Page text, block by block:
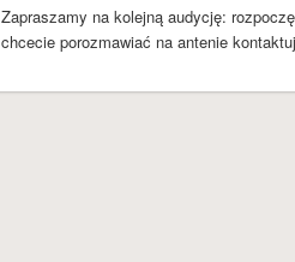
Zapraszamy na kolejną audycję:
chcecie porozmawiać na antenie